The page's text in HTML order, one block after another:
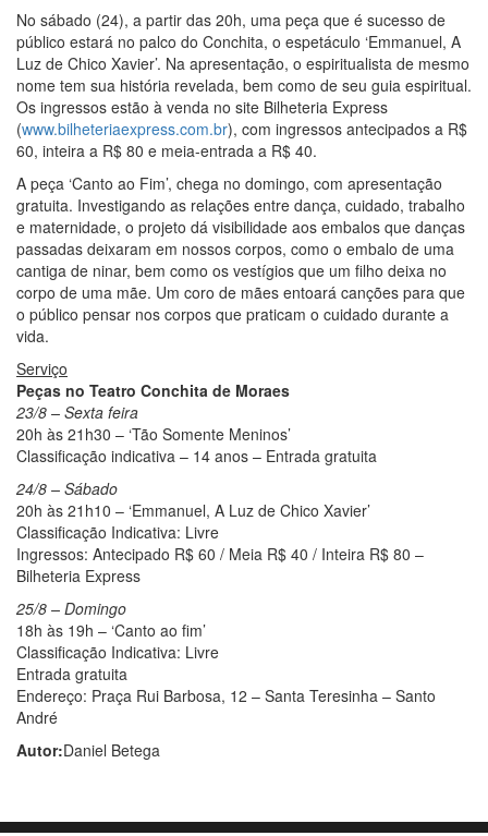
No sábado (24), a partir das 20h, uma peça que é sucesso de
público estará no palco do Conchita, o espetáculo ‘Emmanuel, A
Luz de Chico Xavier’. Na apresentação, o espiritualista de mesmo
nome tem sua história revelada, bem como de seu guia espiritual.
Os ingressos estão à venda no site Bilheteria Express
(www.bilheteriaexpress.com.br), com ingressos antecipados a R$
60, inteira a R$ 80 e meia-entrada a R$ 40.
A peça ‘Canto ao Fim’, chega no domingo, com apresentação
gratuita. Investigando as relações entre dança, cuidado, trabalho
e maternidade, o projeto dá visibilidade aos embalos que danças
passadas deixaram em nossos corpos, como o embalo de uma
cantiga de ninar, bem como os vestígios que um filho deixa no
corpo de uma mãe. Um coro de mães entoará canções para que
o público pensar nos corpos que praticam o cuidado durante a
vida.
Serviço
Peças no Teatro Conchita de Moraes
23/8 – Sexta feira
20h às 21h30 – ‘Tão Somente Meninos’
Classificação indicativa – 14 anos – Entrada gratuita
24/8 – Sábado
20h às 21h10 – ‘Emmanuel, A Luz de Chico Xavier’
Classificação Indicativa: Livre
Ingressos: Antecipado R$ 60 / Meia R$ 40 / Inteira R$ 80 –
Bilheteria Express
25/8 – Domingo
18h às 19h – ‘Canto ao fim’
Classificação Indicativa: Livre
Entrada gratuita
Endereço: Praça Rui Barbosa, 12 – Santa Teresinha – Santo
André
Autor:Daniel Betega